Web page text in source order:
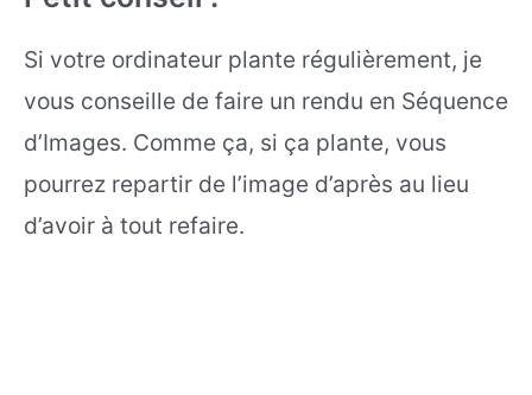
Si votre ordinateur plante régulièrement, je
vous conseille de faire un rendu en Séquence
d’Images. Comme ça, si ça plante, vous
pourrez repartir de l’image d’après au lieu
d’avoir à tout refaire.